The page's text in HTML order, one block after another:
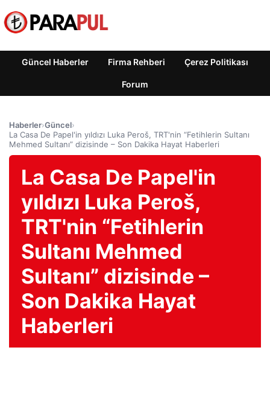
Güncel Haberler Firma Rehberi Çerez Politikası
Forum
Haberler›Güncel›
La Casa De Papel'in yıldızı Luka Peroš, TRT'nin “Fetihlerin Sultanı
Mehmed Sultanı” dizisinde – Son Dakika Hayat Haberleri
La Casa De Papel'in
yıldızı Luka Peroš,
TRT'nin “Fetihlerin
Sultanı Mehmed
Sultanı” dizisinde –
Son Dakika Hayat
Haberleri